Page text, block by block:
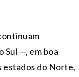
Sul —, em boa
estados do Norte,